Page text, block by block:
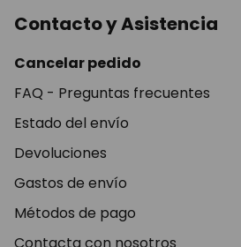
Contacto y Asistencia
Cancelar pedido
FAQ - Preguntas frecuentes
Estado del envío
Devoluciones
Gastos de envío
Métodos de pago